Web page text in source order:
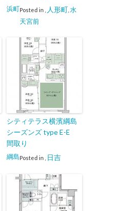
Posted in
浜町 人形町 水
天宮前
シティテラス横濱綱島
シーズンズ type E-E
間取り
Posted in
綱島 日吉